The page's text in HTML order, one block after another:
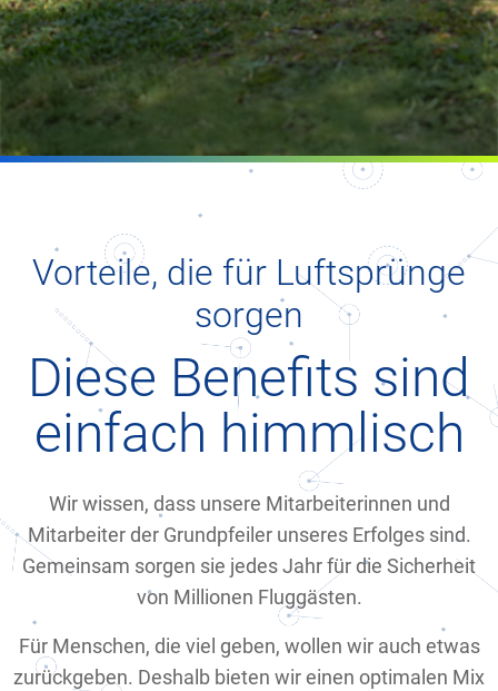
Vorteile, die für Luftsprünge
sorgen
Diese Benefits sind
einfach himmlisch
Wir wissen, dass unsere Mitarbeiterinnen und
Mitarbeiter der Grundpfeiler unseres Erfolges sind.
Gemeinsam sorgen sie jedes Jahr für die Sicherheit
von Millionen Fluggästen.
Für Menschen, die viel geben, wollen wir auch etwas
zurückgeben. Deshalb bieten wir einen optimalen Mix